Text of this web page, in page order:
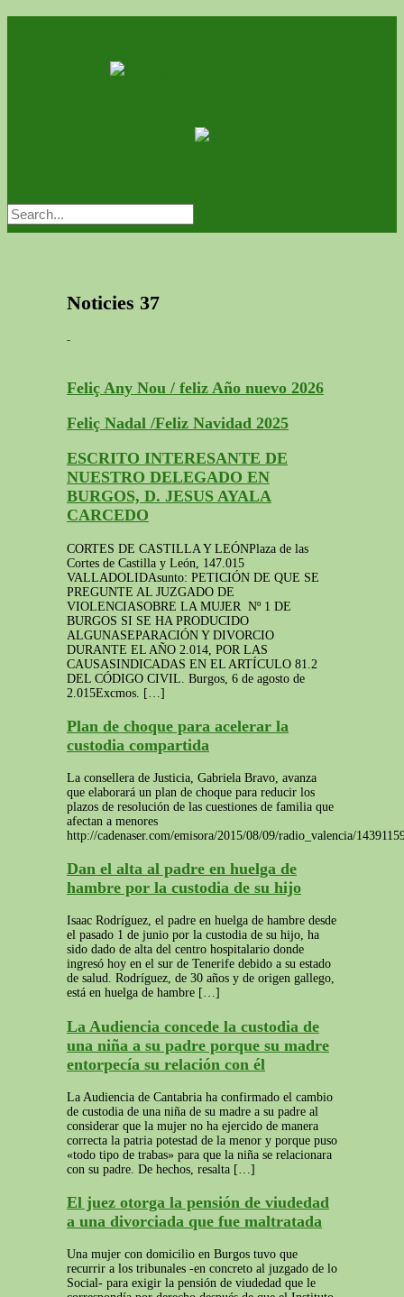
Noticies 37
Feliç Any Nou / feliz Año nuevo 2026
Feliç Nadal /Feliz Navidad 2025
ESCRITO INTERESANTE DE
NUESTRO DELEGADO EN
BURGOS, D. JESUS AYALA
CARCEDO
CORTES DE CASTILLA Y LEÓNPlaza de las
Cortes de Castilla y León, 147.015
VALLADOLIDAsunto: PETICIÓN DE QUE SE
PREGUNTE AL JUZGADO DE
VIOLENCIASOBRE LA MUJER Nº 1 DE
BURGOS SI SE HA PRODUCIDO
ALGUNASEPARACIÓN Y DIVORCIO
DURANTE EL AÑO 2.014, POR LAS
CAUSASINDICADAS EN EL ARTÍCULO 81.2
DEL CÓDIGO CIVIL. Burgos, 6 de agosto de
2.015Excmos. […]
Plan de choque para acelerar la
custodia compartida
La consellera de Justicia, Gabriela Bravo, avanza
que elaborará un plan de choque para reducir los
plazos de resolución de las cuestiones de familia que
afectan a menores
http://cadenaser.com/emisora/2015/08/09/radio_valencia/
Dan el alta al padre en huelga de
hambre por la custodia de su hijo
Isaac Rodríguez, el padre en huelga de hambre desde
el pasado 1 de junio por la custodia de su hijo, ha
sido dado de alta del centro hospitalario donde
ingresó hoy en el sur de Tenerife debido a su estado
de salud. Rodríguez, de 30 años y de origen gallego,
está en huelga de hambre […]
La Audiencia concede la custodia de
una niña a su padre porque su madre
entorpecía su relación con él
La Audiencia de Cantabria ha confirmado el cambio
de custodia de una niña de su madre a su padre al
considerar que la mujer no ha ejercido de manera
correcta la patria potestad de la menor y porque puso
«todo tipo de trabas» para que la niña se relacionara
con su padre. De hechos, resalta […]
El juez otorga la pensión de viudedad
a una divorciada que fue maltratada
Una mujer con domicilio en Burgos tuvo que
recurrir a los tribunales -en concreto al juzgado de lo
Social- para exigir la pensión de viudedad que le